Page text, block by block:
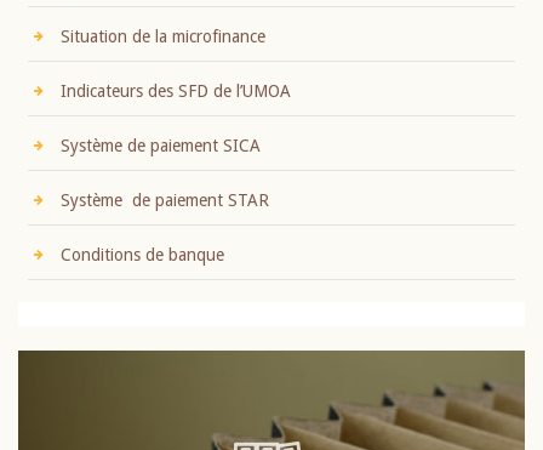
Situation de la microfinance
Indicateurs des SFD de l’UMOA
Système de paiement SICA
Système de paiement STAR
Conditions de banque